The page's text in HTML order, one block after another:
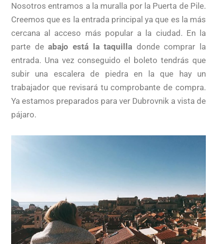
Nosotros entramos a la muralla por la Puerta de Pile.
Creemos que es la entrada principal ya que es la más
cercana al acceso más popular a la ciudad. En la
parte deabajo está la taquilla donde comprar la
entrada. Una vez conseguido el boleto tendrás que
subir una escalera de piedra en la que hay un
trabajador que revisará tu comprobante de compra.
Ya estamos preparados para ver Dubrovnik a vista de
pájaro.